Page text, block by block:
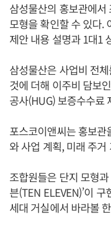
삼성물산의 홍보관에서
모형을 확인할 수 있다.
제안 내용 설명과 1대1
삼성물산은 사업비 전
것에 더해 이주비 담보
공사(HUG) 보증수수료
포스코이앤씨는 홍보관
와 사업 계획, 미래 주거
조합원들은 단지 모형
븐(TEN ELEVEN)’이
세대 거실에서 바라볼